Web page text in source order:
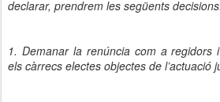
declarar, prendrem les següents
1. Demanar la renúncia com a regidors
els càrrecs electes objectes de l’actuació